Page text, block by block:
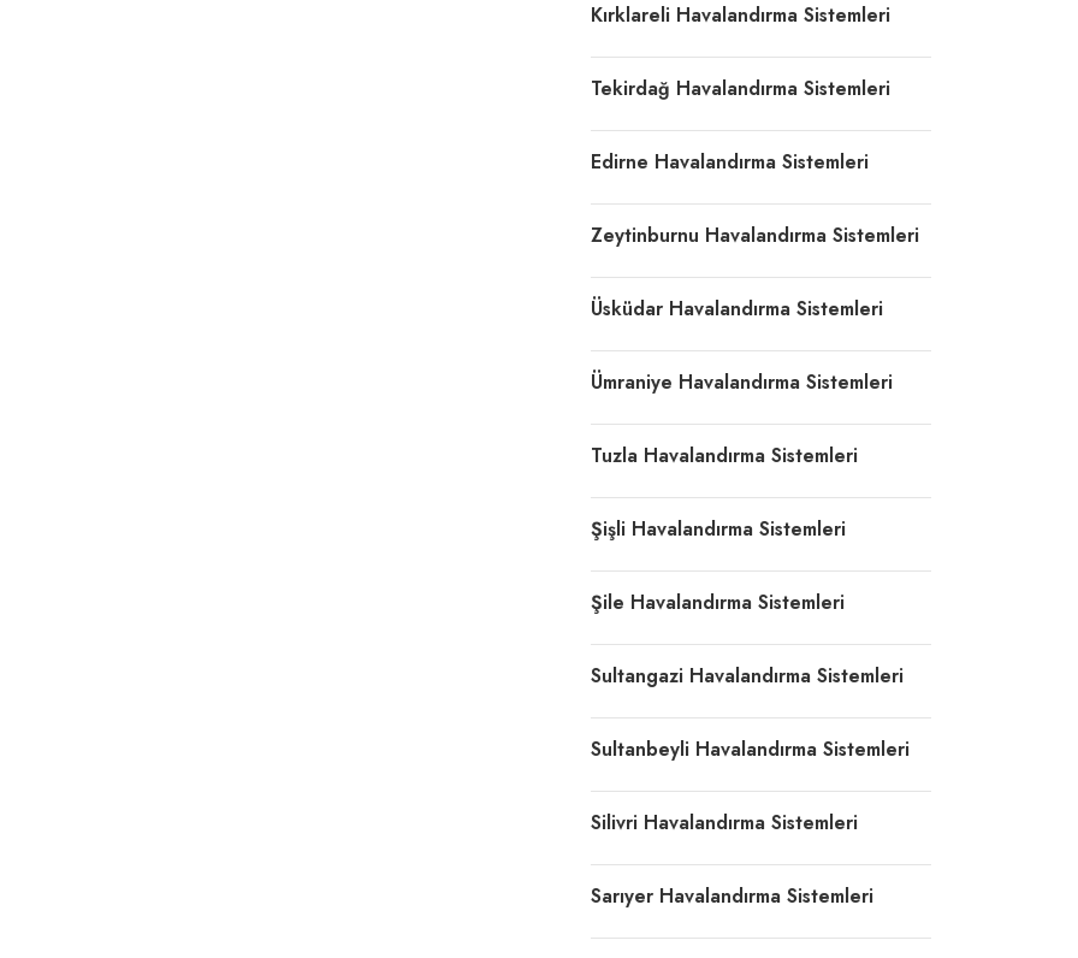
Kırklareli Havalandırma Sistemleri
Tekirdağ Havalandırma Sistemleri
Edirne Havalandırma Sistemleri
Zeytinburnu Havalandırma Sistemleri
Üsküdar Havalandırma Sistemleri
Ümraniye Havalandırma Sistemleri
Tuzla Havalandırma Sistemleri
Şişli Havalandırma Sistemleri
Şile Havalandırma Sistemleri
Sultangazi Havalandırma Sistemleri
Sultanbeyli Havalandırma Sistemleri
Silivri Havalandırma Sistemleri
Sarıyer Havalandırma Sistemleri